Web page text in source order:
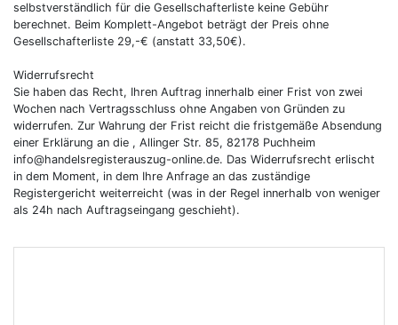
selbstverständlich für die Gesellschafterliste keine Gebühr
berechnet. Beim Komplett-Angebot beträgt der Preis ohne
Gesellschafterliste 29,-€ (anstatt 33,50€).
Widerrufsrecht
Sie haben das Recht, Ihren Auftrag innerhalb einer Frist von zwei
Wochen nach Vertragsschluss ohne Angaben von Gründen zu
widerrufen. Zur Wahrung der Frist reicht die fristgemäße Absendung
einer Erklärung an die , Allinger Str. 85, 82178 Puchheim
info@handelsregisterauszug-online.de. Das Widerrufsrecht erlischt
in dem Moment, in dem Ihre Anfrage an das zuständige
Registergericht weiterreicht (was in der Regel innerhalb von weniger
als 24h nach Auftragseingang geschieht).